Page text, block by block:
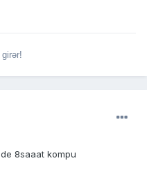
girər!
8saaat kompu